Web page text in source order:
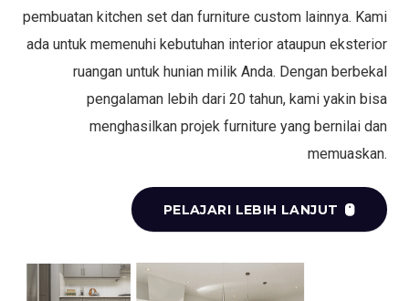
pembuatan kitchen set dan furniture custom lainnya. Kami
ada untuk memenuhi kebutuhan interior ataupun eksterior
ruangan untuk hunian milik Anda. Dengan berbekal
pengalaman lebih dari 20 tahun, kami yakin bisa
menghasilkan projek furniture yang bernilai dan
memuaskan.
PELAJARI LEBIH LANJUT